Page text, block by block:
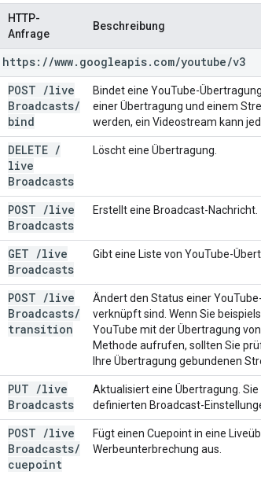
HTTP-
Anfrage
Beschreibung
https: //www. googleapis. com/youtube/v3
POST /live
Broadcasts/
bind
Bindet eine YouTube-
einer Übertragung und einem
werden, ein Videostream kann
DELETE /
live
Broadcasts
Löscht eine Übertragung.
POST /live
Broadcasts
Erstellt eine Broadcast-Nachricht.
GET /live
Broadcasts
Gibt eine Liste von YouTube-
POST /live
Broadcasts/
transition
Ändert den Status einer
verknüpft sind. Wenn Sie
YouTube mit der Übertragung
Methode aufrufen, sollten Sie
Ihre Übertragung gebundenen
PUT /live
Broadcasts
Aktualisiert eine Übertragung.
definierten Broadcast-
POST /live
Broadcasts/
cuepoint
Fügt einen Cuepoint in eine
Werbeunterbrechung aus.